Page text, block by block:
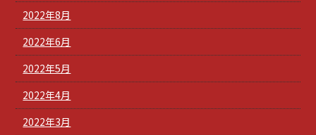
2022年8月
2022年6月
2022年5月
2022年4月
2022年3月